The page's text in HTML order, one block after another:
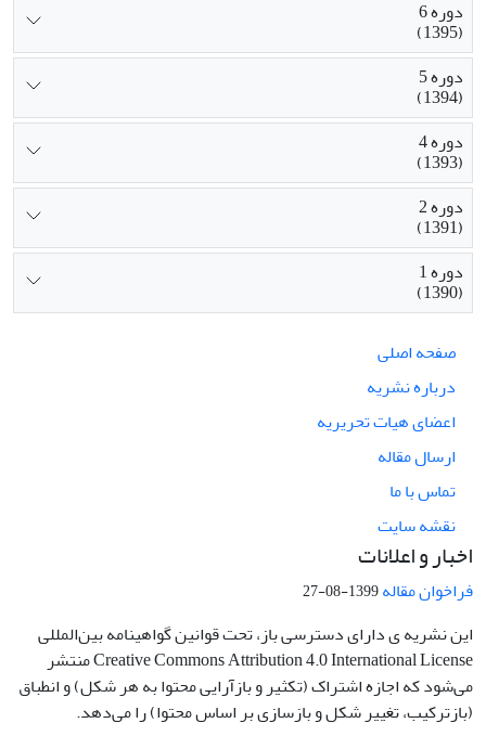
دوره 6
(1395)
دوره 5
(1394)
دوره 4
(1393)
دوره 2
(1391)
دوره 1
(1390)
صفحه اصلی
درباره نشریه
اعضای هیات تحریریه
ارسال مقاله
تماس با ما
نقشه سایت
اخبار و اعلانات
فراخوان مقاله1399-08-27
این نشریه ی دارای دسترسی باز، تحت قوانین گواهینامه بین‌المللی
Creative Commons Attribution 4.0 International License منتشر
می‌شود که اجازه اشتراک (تکثیر و بازآرایی محتوا به هر شکل) و انطباق
(بازترکیب، تغییر شکل و بازسازی بر اساس محتوا) را می‌دهد.